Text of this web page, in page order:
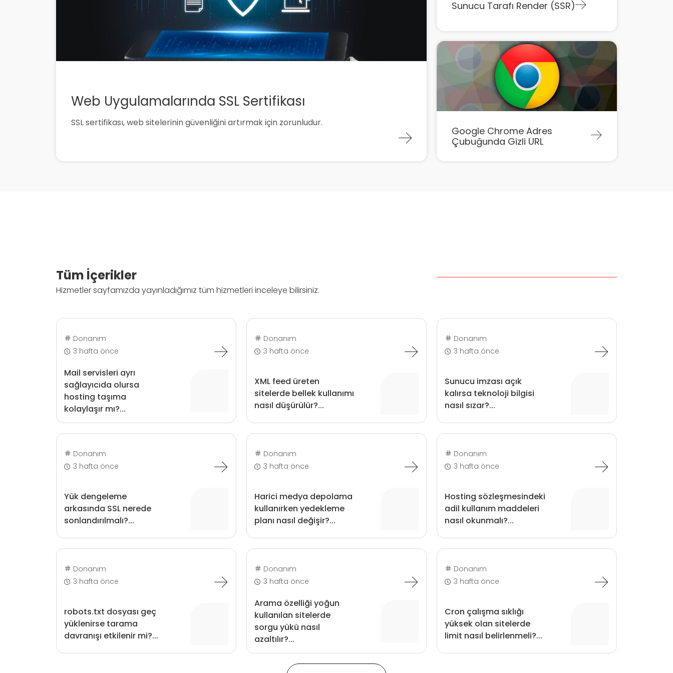
Web Uygulamalarında SSL Sertifikası
SSL sertifikası, web sitelerinin güvenliğini artırmak için zorunludur.
Sunucu Tarafı Render (SSR)
Google Chrome Adres
Çubuğunda Gizli URL
Tüm İçerikler
Hizmetler sayfamızda yayınladığımız tüm hizmetleri inceleye bilirsiniz.
Donanım
3 hafta önce
Mail servisleri ayrı
sağlayıcıda olursa
hosting taşıma
kolaylaşır mı?...
Donanım
3 hafta önce
XML feed üreten
sitelerde bellek kullanımı
nasıl düşürülür?...
Donanım
3 hafta önce
Sunucu imzası açık
kalırsa teknoloji bilgisi
nasıl sızar?...
Donanım
3 hafta önce
Yük dengeleme
arkasında SSL nerede
sonlandırılmalı?...
Donanım
3 hafta önce
Harici medya depolama
kullanırken yedekleme
planı nasıl değişir?...
Donanım
3 hafta önce
Hosting sözleşmesindeki
adil kullanım maddeleri
nasıl okunmalı?...
Donanım
3 hafta önce
robots.txt dosyası geç
yüklenirse tarama
davranışı etkilenir mi?...
Donanım
3 hafta önce
Arama özelliği yoğun
kullanılan sitelerde
sorgu yükü nasıl
azaltılır?...
Donanım
3 hafta önce
Cron çalışma sıklığı
yüksek olan sitelerde
limit nasıl belirlenmeli?...